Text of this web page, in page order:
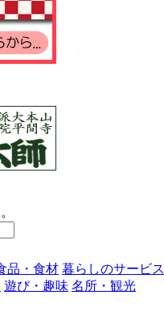
品・食材 暮らしのサービス
遊び・趣味 名所・観光